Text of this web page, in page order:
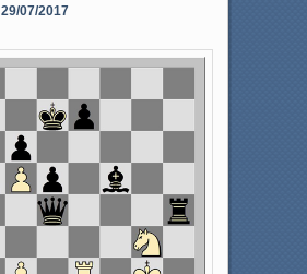
29/07/2017